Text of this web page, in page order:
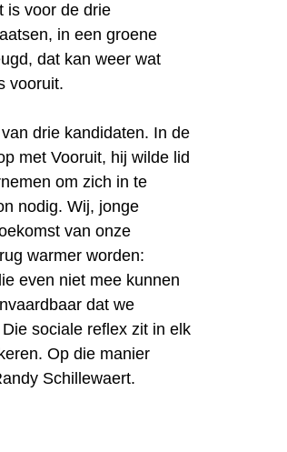
is voor de drie
in een groene
dat kan weer wat
vooruit.
drie kandidaten. In de
met Vooruit, hij wilde lid
om zich in te
nodig. Wij, jonge
van onze
warmer worden:
even niet mee kunnen
dat we
sociale reflex zit in elk
Op die manier
Schillewaert.